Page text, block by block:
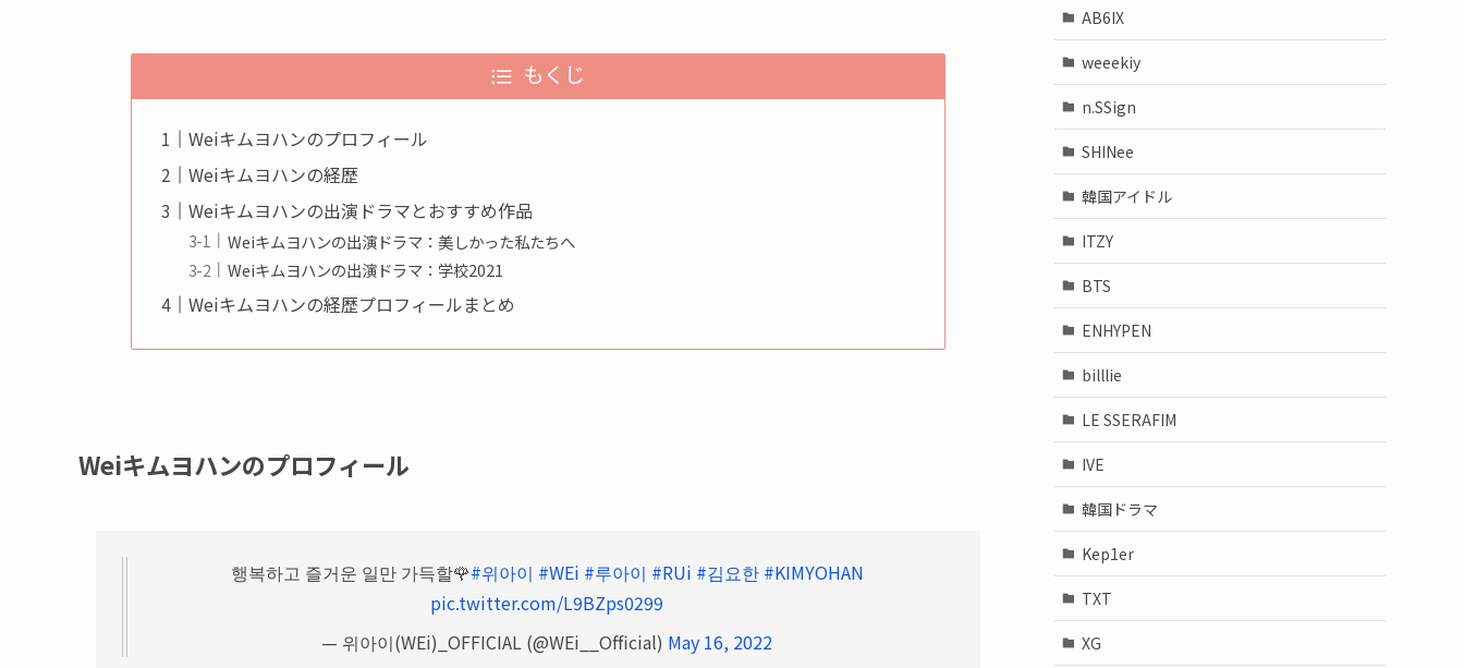
もくじ
Weiキムヨハンのプロフィール
Weiキムヨハンの経歴
Weiキムヨハンの出演ドラマとおすすめ作品
Weiキムヨハンの出演ドラマ：美しかった私たちへ
Weiキムヨハンの出演ドラマ：学校2021
Weiキムヨハンの経歴プロフィールまとめ
Weiキムヨハンのプロフィール
행복하고 즐거운 일만 가득할🌹#위아이 #WEi #루아이 #RUi #김요한 #KIMYOHAN
pic.twitter.com/L9BZps0299
— 위아이(WEi)_OFFICIAL (@WEi__Official) May 16, 2022
AB6IX
weeekiy
n.SSign
SHINee
韓国アイドル
ITZY
BTS
ENHYPEN
billlie
LE SSERAFIM
IVE
韓国ドラマ
Kep1er
TXT
XG